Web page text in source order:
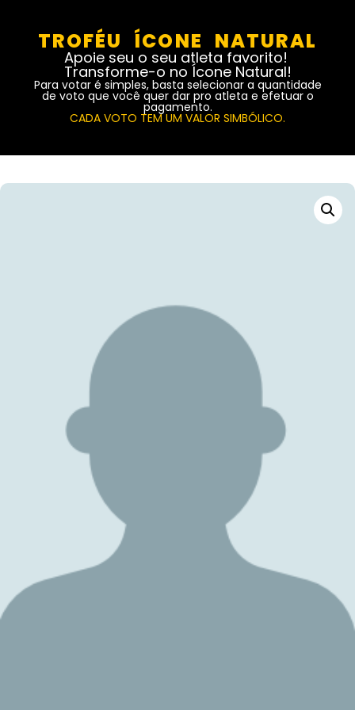
TROFÉU ÍCONE NATURAL
Apoie seu o seu atleta favorito!
Transforme-o no Ícone Natural!
Para votar é simples, basta selecionar a quantidade
de voto que você quer dar pro atleta e efetuar o
pagamento.
CADA VOTO TEM UM VALOR SIMBÓLICO.